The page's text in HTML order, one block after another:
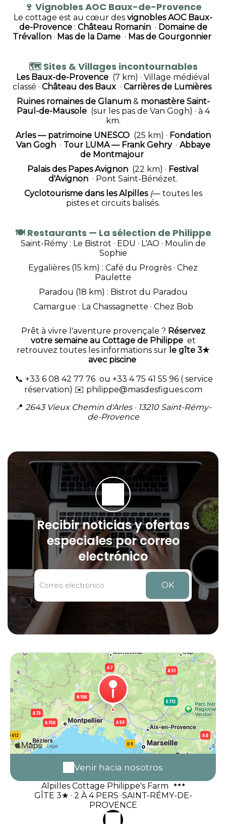
🍷 Vignobles AOC Baux-de-Provence
Le cottage est au cœur des vignobles AOC Baux-
de-Provence : Château Romanin · Domaine de
Trévallon · Mas de la Dame · Mas de Gourgonnier
🗺️ Sites & Villages incontournables
Les Baux-de-Provence (7 km) · Village médiéval
classé · Château des Baux · Carrières de Lumières
Ruines romaines de Glanum & monastère Saint-
Paul-de-Mausole (sur les pas de Van Gogh) · à 4
km.
Arles — patrimoine UNESCO (25 km) · Fondation
Van Gogh · Tour LUMA — Frank Gehry · Abbaye
de Montmajour
Palais des Papes Avignon (22 km) · Festival
d'Avignon · Pont Saint-Bénézet.
Cyclotourisme dans les Alpilles(— toutes les
pistes et circuits balisés.
🍽️ Restaurants — La sélection de Philippe
Saint-Rémy : Le Bistrot · EDU · L'AO · Moulin de
Sophie
Eygalières (15 km) : Café du Progrès · Chez
Paulette
Paradou (18 km) : Bistrot du Paradou
Camargue : La Chassagnette · Chez Bob
Prêt à vivre l'aventure provençale ? Réservez
votre semaine au Cottage de Philippe et
retrouvez toutes les informations sur le gîte 3★
avec piscine
📞 +33 6 08 42 77 76 ou +33 4 75 41 55 96 ( service
réservation) ✉️ philippe@masdesfigues.com
📍 2643 Vieux Chemin d'Arles · 13210 Saint-Rémy-
de-Provence
Recibir noticias y ofertas
especiales por correo
electrónico
OK
Venir hacia nosotros
Alpilles Cottage Philippe's Farm
GÎTE 3★ · 2 À 4 PERS ·SAINT-RÉMY-DE-
PROVENCE